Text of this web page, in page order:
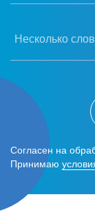
Несколько
Согласен на
Принимаю